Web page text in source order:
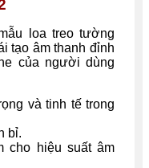
loa treo tường
tạo âm thanh đỉnh
của người dùng
và tinh tế trong
bỉ.
cho hiệu suất âm